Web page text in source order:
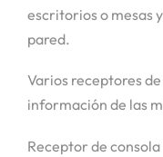
escritorios o mesas
pared.
Varios receptores
información de las
Receptor de